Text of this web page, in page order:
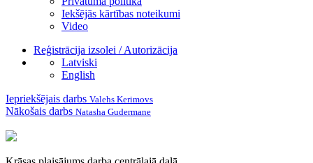
Iekšējās kārtības noteikumi
Video
Reģistrācija izsolei / Autorizācija
Latviski
English
Iepriekšējais darbs Valehs Kerimovs
Nākošais darbs Natasha Gudermane